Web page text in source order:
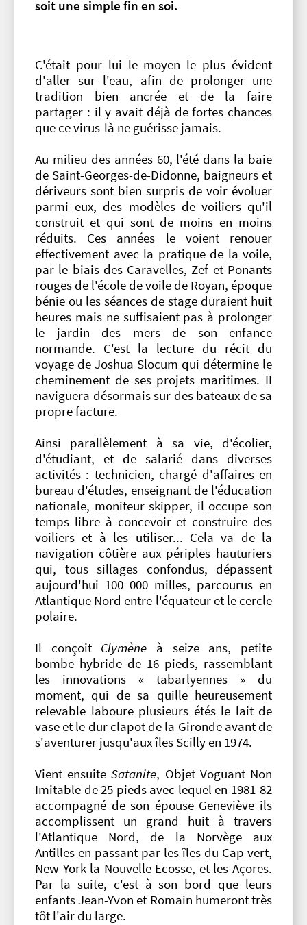
soit une simple fin en soi.
C'était pour lui le moyen le plus évident
d'aller sur l'eau, afin de prolonger une
tradition bien ancrée et de la faire
partager : il y avait déjà de fortes chances
que ce virus-là ne guérisse jamais.
Au milieu des années 60, l'été dans la baie
de Saint-Georges-de-Didonne, baigneurs et
dériveurs sont bien surpris de voir évoluer
parmi eux, des modèles de voiliers qu'il
construit et qui sont de moins en moins
réduits. Ces années le voient renouer
effectivement avec la pratique de la voile,
par le biais des Caravelles, Zef et Ponants
rouges de l'école de voile de Royan, époque
bénie ou les séances de stage duraient huit
heures mais ne suffisaient pas à prolonger
le jardin des mers de son enfance
normande. C'est la lecture du récit du
voyage de Joshua Slocum qui détermine le
cheminement de ses projets maritimes. II
naviguera désormais sur des bateaux de sa
propre facture.
Ainsi parallèlement à sa vie, d'écolier,
d'étudiant, et de salarié dans diverses
activités : technicien, chargé d'affaires en
bureau d'études, enseignant de l'éducation
nationale, moniteur skipper, il occupe son
temps libre à concevoir et construire des
voiliers et à les utiliser... Cela va de la
navigation côtière aux périples hauturiers
qui, tous sillages confondus, dépassent
aujourd'hui 100 000 milles, parcourus en
Atlantique Nord entre l'équateur et le cercle
polaire.
Il conçoit Clymène à seize ans, petite
bombe hybride de 16 pieds, rassemblant
les innovations « tabarlyennes » du
moment, qui de sa quille heureusement
relevable laboure plusieurs étés le lait de
vase et le dur clapot de la Gironde avant de
s'aventurer jusqu'aux îles Scilly en 1974.
Vient ensuiteSatanite, Objet Voguant Non
Imitable de 25 pieds avec lequel en 1981-82
accompagné de son épouse Geneviève ils
accomplissent un grand huit à travers
l'Atlantique Nord, de la Norvège aux
Antilles en passant par les îles du Cap vert,
New York la Nouvelle Ecosse, et les Açores.
Par la suite, c'est à son bord que leurs
enfants Jean-Yvon et Romain humeront très
tôt l'air du large.